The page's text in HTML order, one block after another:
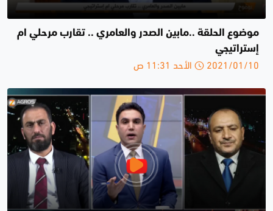
موضوع الحلقة ..مابين الصدر والعامري .. تقارب مرحلي ام
إستراتيجي
2021/01/10 الأحد 11:31 ص